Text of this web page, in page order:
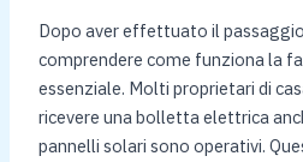
Dopo aver effettuato il
comprendere come funziona la
essenziale. Molti proprietari di
ricevere una bolletta elettrica
pannelli solari sono operativi.